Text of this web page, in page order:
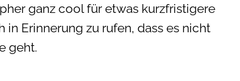
ganz cool für etwas kurzfristigere
in Erinnerung zu rufen, dass es nicht
geht.